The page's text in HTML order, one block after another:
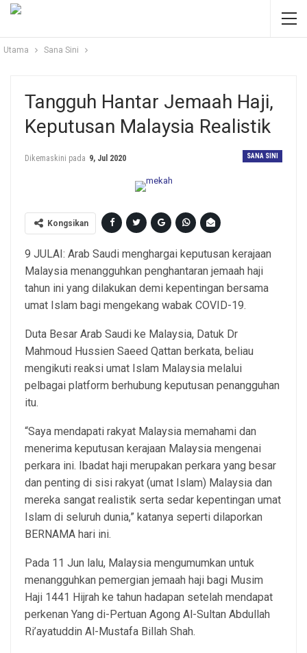
Utama Sana Sini
Tangguh Hantar Jemaah Haji,
Keputusan Malaysia Realistik
SANA SINI
Dikemaskini pada 9, Jul 2020
Kongsikan
9 JULAI: Arab Saudi menghargai keputusan kerajaan
Malaysia menangguhkan penghantaran jemaah haji
tahun ini yang dilakukan demi kepentingan bersama
umat Islam bagi mengekang wabak COVID-19.
Duta Besar Arab Saudi ke Malaysia, Datuk Dr
Mahmoud Hussien Saeed Qattan berkata, beliau
mengikuti reaksi umat Islam Malaysia melalui
pelbagai platform berhubung keputusan penangguhan
itu.
“Saya mendapati rakyat Malaysia memahami dan
menerima keputusan kerajaan Malaysia mengenai
perkara ini. Ibadat haji merupakan perkara yang besar
dan penting di sisi rakyat (umat Islam) Malaysia dan
mereka sangat realistik serta sedar kepentingan umat
Islam di seluruh dunia,” katanya seperti dilaporkan
BERNAMA hari ini.
Pada 11 Jun lalu, Malaysia mengumumkan untuk
menangguhkan pemergian jemaah haji bagi Musim
Haji 1441 Hijrah ke tahun hadapan setelah mendapat
perkenan Yang di-Pertuan Agong Al-Sultan Abdullah
Ri’ayatuddin Al-Mustafa Billah Shah.